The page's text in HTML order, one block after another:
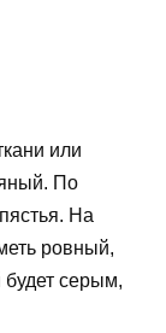
или
По
На
ровный,
серым,